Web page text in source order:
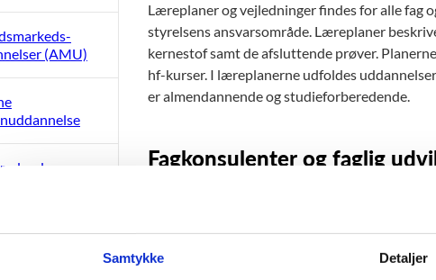
Samtykke Detaljer
(AMU)
tilrettelagt
Læreplaner og vejledninger findes for alle fag
styrelsens ansvarsområde. Læreplaner
kernestof samt de afsluttende prøver.
hf-kurser. I læreplanerne udfoldes
er almendannende og studieforberedende.
Fagkonsulenter og faglig
Fagkonsulenterne, der dels er ansat som
uddannelse, står i spidsen for drift og
kvalitet i undervisningen og om realiseringen
landsdækkende årlige kurser om ”faglig